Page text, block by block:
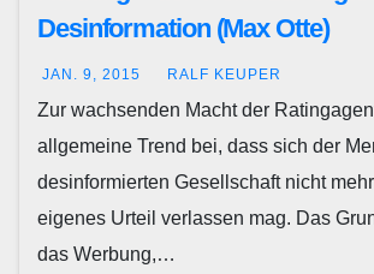
Desinformation (Max Otte)
JAN. 9, 2015 RALF KEUPER
Zur wachsenden Macht der
allgemeine Trend bei, dass sich der
desinformierten Gesellschaft nicht
eigenes Urteil verlassen mag. Das
das Werbung,…